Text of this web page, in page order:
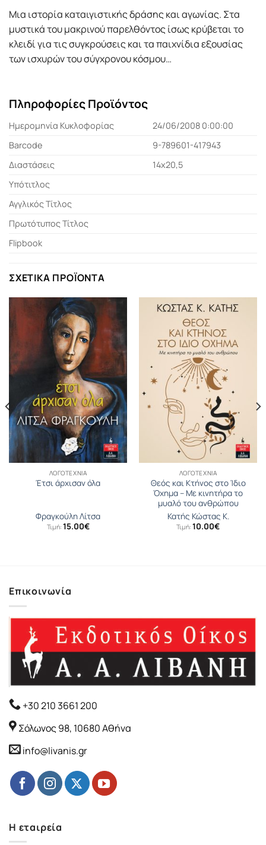
Μια ιστορία καταιγιστικής δράσης και αγωνίας. Στα
μυστικά του μακρινού παρελθόντος ίσως κρύβεται το
κλειδί για τις συγκρούσεις και τα παιχνίδια εξουσίας
των ισχυρών του σύγχρονου κόσμου…
Πληροφορίες Προϊόντος
Ημερομηνία Κυκλοφορίας
24/06/2008 0:00:00
Barcode
9-789601-417943
Διαστάσεις
14x20,5
Υπότιτλος
Αγγλικός Τίτλος
Πρωτότυπος Τίτλος
Flipbook
ΣΧΕΤΙΚΆ ΠΡΟΪΌΝΤΑ
ΛΟΓΟΤΕΧΝΊΑ
Έτσι άρχισαν όλα
Φραγκούλη Λίτσα
Τιμή: 15.00€
ΛΟΓΟΤΕΧΝΊΑ
Θεός και Κτήνος στο Ίδιο
Όχηµα – Με κινητήρα το
μυαλό του ανθρώπου
Κατής Κώστας Κ.
Τιμή: 10.00€
Επικοινωνία
+30 210 3661 200
Σόλωνος 98, 10680 Αθήνα
info@livanis.gr
Η εταιρεία